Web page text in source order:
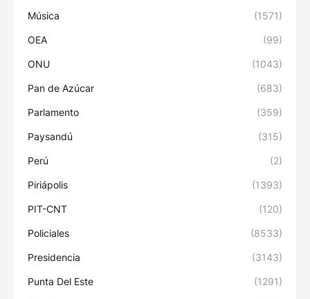
Música (1571)
OEA (99)
ONU (1043)
Pan de Azúcar (683)
Parlamento (359)
Paysandú (315)
Perú (2)
Piriápolis (1393)
PIT-CNT (120)
Policiales (8533)
Presidencia (3143)
Punta Del Este (1291)